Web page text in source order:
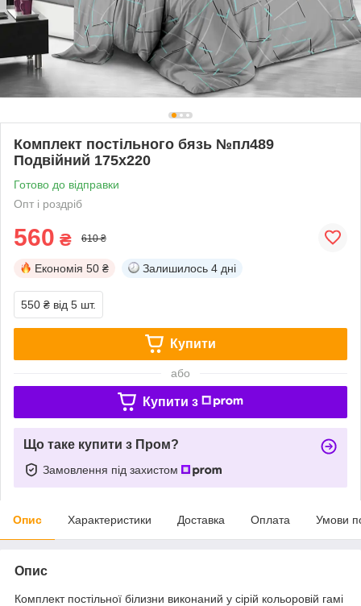
Комплект постільного бязь №пл489
Подвійний 175х220
Готово до відправки
Опт і роздріб
560 ₴ 610 ₴
Економія 50 ₴ Залишилось 4 дні
550 ₴ від 5 шт.
Купити
або
Купити з
Що таке купити з Пром?
Замовлення під захистом
Опис Характеристики Доставка Оплата Умови
Опис
Комплект постільної білизни виконаний у сірій кольоровій гамі